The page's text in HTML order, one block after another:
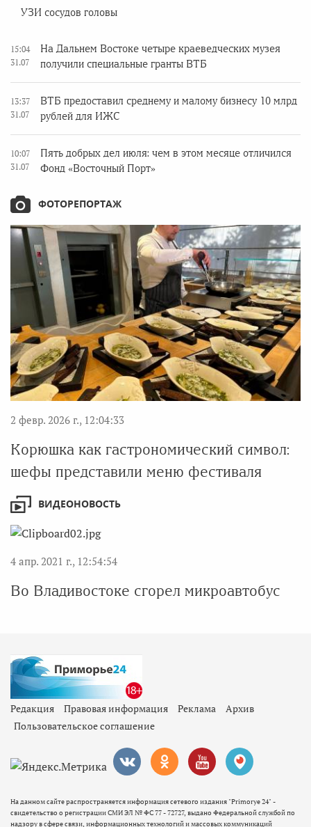
УЗИ сосудов головы
15:04
31.07
На Дальнем Востоке четыре краеведческих музея
получили специальные гранты ВТБ
13:37
31.07
ВТБ предоставил среднему и малому бизнесу 10 млрд
рублей для ИЖС
10:07
31.07
Пять добрых дел июля: чем в этом месяце отличился
Фонд «Восточный Порт»
ФОТОРЕПОРТАЖ
2 февр. 2026 г., 12:04:33
Корюшка как гастрономический символ:
шефы представили меню фестиваля
ВИДЕОНОВОСТЬ
4 апр. 2021 г., 12:54:54
Во Владивостоке сгорел микроавтобус
Редакция Правовая информация Реклама
Архив
Пользовательское соглашение
На данном сайте распространяется информация сетевого издания "Primorye 24" -
свидетельство о регистрации СМИ ЭЛ № ФС 77 - 72727, выдано Федеральной службой по
надзору в сфере связи, информационных технологий и массовых коммуникаций